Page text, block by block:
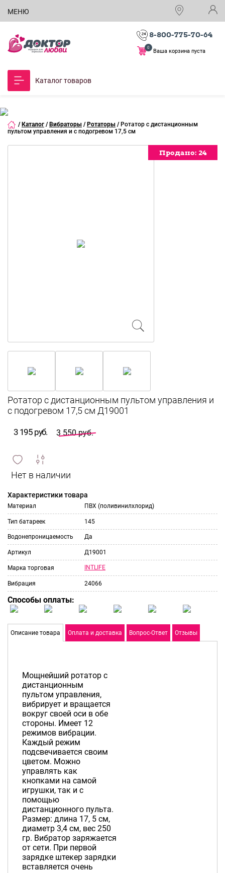
МЕНЮ
8-800-775-70-64
Ваша корзина пуста
0
Каталог товаров
/ Каталог / Вибраторы / Ротаторы / Ротатор с дистанционным
пультом управления и с подогревом 17,5 см
Продано: 24
Продано: 24
Продано: 24
3 195 руб. 3 550 руб.
и
сравнить
ИЗБРАННОЕ
Характеристики товара
Материал ПВХ (поливинилхлорид)
Тип батареек 145
Водонепроницаемость Да
Артикул Д19001
Марка торговая INTLIFE
Вибрация 24066
Способы оплаты:
Описание товара Оплата и доставка Вопрос-Ответ Отзывы
Мощнейший ротатор с
дистанционным
пультом управления,
вибрирует и вращается
вокруг своей оси в обе
стороны. Имеет 12
режимов вибрации.
Каждый режим
подсвечивается своим
цветом. Можно
управлять как
кнопками на самой
игрушки, так и с
помощью
дистанционного пульта.
Размер: длина 17, 5 см,
диаметр 3,4 см, вес 250
гр. Вибратор заряжается
от сети. При первой
зарядке штекер зарядки
вставляется очень